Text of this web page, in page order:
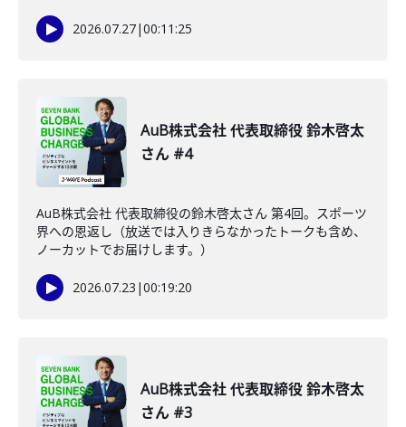
2026.07.27|00:11:25
AuB株式会社 代表取締役 鈴木啓太
さん #4
AuB株式会社 代表取締役の鈴木啓太さん 第4回。スポーツ
界への恩返し（放送では入りきらなかったトークも含め、
ノーカットでお届けします。）
2026.07.23 |00:19:20
AuB株式会社 代表取締役 鈴木啓太
さん #3